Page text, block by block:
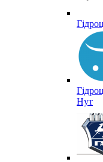
Нут